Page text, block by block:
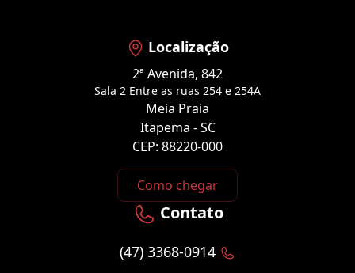
Localização
2ª Avenida, 842
Sala 2 Entre as ruas 254 e 254A
Meia Praia
Itapema - SC
CEP: 88220-000
Como chegar
Contato
(47) 3368-0914